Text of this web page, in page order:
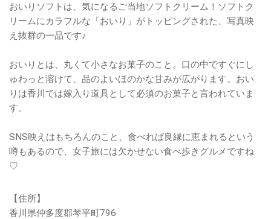
おいりソフトは、気になるご当地ソフトクリーム！ソフトク
リームにカラフルな「おいり」がトッピングされた、写真映
え抜群の一品です♪
おいりとは、丸くて小さなお菓子のこと。口の中ですぐにし
ゅわっと溶けて、品のよいほのかな甘みが広がります。おい
りは香川では嫁入り道具として必須のお菓子と言われていま
す。
SNS映えはもちろんのこと、食べれば良縁に恵まれるという
噂もあるので、女子旅には欠かせない食べ歩きグルメですね
♡
【住所】
香川県仲多度郡琴平町796